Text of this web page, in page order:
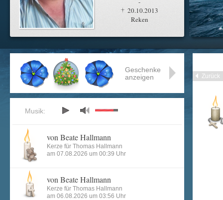
20.10.2013
Reken
Zurück
Geschenke
anzeigen
Musik:
von Beate Hallmann
Kerze für Thomas Hallmann
am 07.08.2026 um 00:39 Uhr
von Beate Hallmann
Kerze für Thomas Hallmann
am 06.08.2026 um 03:56 Uhr